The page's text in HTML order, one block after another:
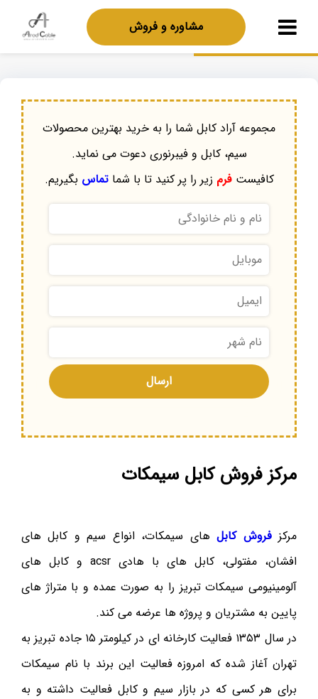
مشاوره و فروش
مجموعه آراد کابل شما را به خرید بهترین محصولات
سیم، کابل و فیبرنوری دعوت می نماید.
کافیستفرم زیر را پر کنید تا با شماتماس بگیریم.
مرکز فروش کابل سیمکات
مرکزفروش کابلهای سیمکات، انواع سیم و کابل های
افشان، مفتولی، کابل های با هادی acsr و کابل های
آلومینیومی سیمکات تبریز را به صورت عمده و با متراژ های
پایین به مشتریان و پروژه ها عرضه می کند.
در سال ۱۳۵۳ فعالیت کارخانه ای در کیلومتر ۱۵ جاده تبریز به
تهران آغاز شده که امروزه فعالیت این برند با نام سیمکات
برای هر کسی که در بازار سیم و کابل فعالیت داشته و به